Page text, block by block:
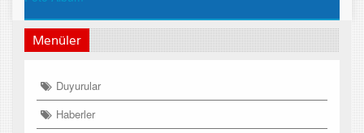
Menüler
Duyurular
Haberler